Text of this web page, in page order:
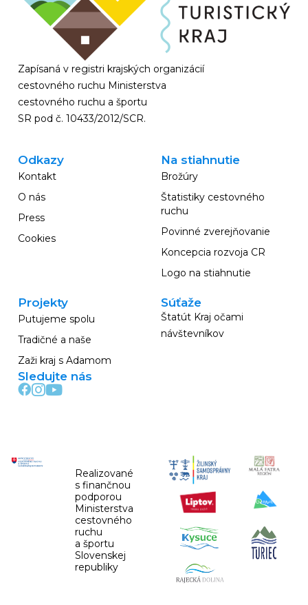
Zapísaná v registri krajských organizácií
cestovného ruchu Ministerstva
cestovného ruchu a športu
SR pod č. 10433/2012/SCR.
Odkazy
Kontakt
O nás
Press
Cookies
Na stiahnutie
Brožúry
Štatistiky cestovného
ruchu
Povinné zverejňovanie
Koncepcia rozvoja CR
Logo na stiahnutie
Projekty
Putujeme spolu
Tradičné a naše
Zaži kraj s Adamom
Sledujte nás
Súťaže
Štatút Kraj očami
návštevníkov
Realizované
s finančnou
podporou
Ministerstva
cestovného
ruchu
a športu
Slovenskej
republiky